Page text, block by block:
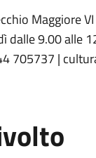
Maggiore VI
dalle 9.00 alle
705737 |